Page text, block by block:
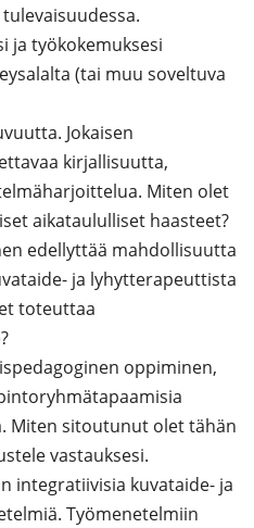
ja työkokemuksesi
(tai muu soveltuva
Jokaisen
kirjallisuutta,
Miten olet
aikataululliset haasteet?
edellyttää mahdollisuutta
ja lyhytterapeuttista
toteuttaa
oppiminen,
Miten sitoutunut olet tähän
vastauksesi.
integratiivisia kuvataide- ja
Työmenetelmiin